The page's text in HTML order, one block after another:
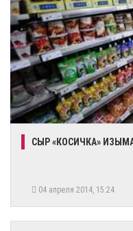
СЫР «КОСИЧКА»
04 апреля 2014, 15:24